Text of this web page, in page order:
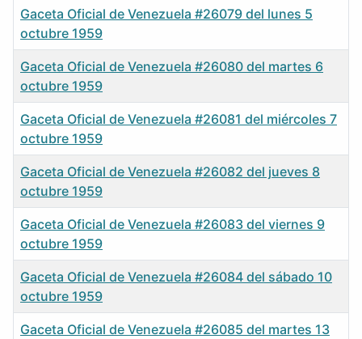
Gaceta Oficial de Venezuela #26079 del lunes 5
octubre 1959
Gaceta Oficial de Venezuela #26080 del martes 6
octubre 1959
Gaceta Oficial de Venezuela #26081 del miércoles 7
octubre 1959
Gaceta Oficial de Venezuela #26082 del jueves 8
octubre 1959
Gaceta Oficial de Venezuela #26083 del viernes 9
octubre 1959
Gaceta Oficial de Venezuela #26084 del sábado 10
octubre 1959
Gaceta Oficial de Venezuela #26085 del martes 13